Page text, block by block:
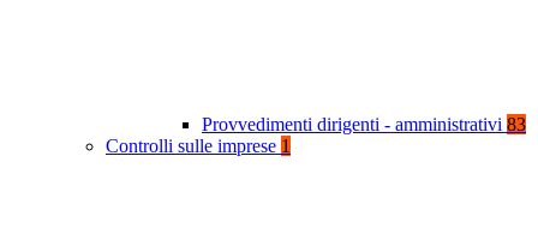
Provvedimenti dirigenti - amministrativi 83
Controlli sulle imprese 1